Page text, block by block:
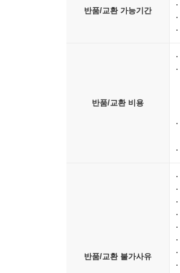
반품/교환 가능기간
반품/교환 비용
반품/교환 불가사유